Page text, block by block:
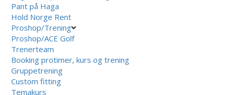
Pant på Haga
Hold Norge Rent
Proshop/Trening
Proshop/ACE Golf
Trenerteam
Booking protimer, kurs og trening
Gruppetrening
Custom fitting
Temakurs